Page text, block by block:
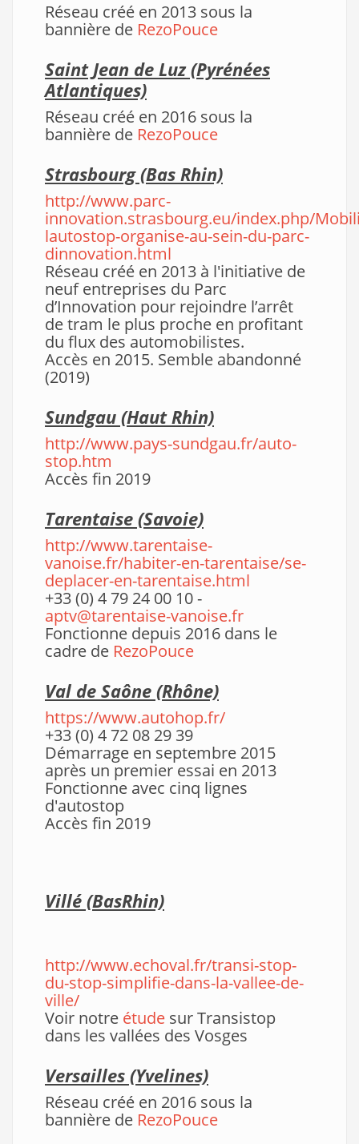
Réseau créé en 2013 sous la
bannière de RezoPouce
Saint Jean de Luz (Pyrénées
Atlantiques)
Réseau créé en 2016 sous la
bannière de RezoPouce
Strasbourg(Bas Rhin)
http://www.parc-
innovation.strasbourg.eu/index.php/
lautostop-organise-au-sein-du-parc-
dinnovation.html
Réseau créé en 2013 à l'initiative de
neuf entreprises du Parc
d’Innovation pour rejoindre l’arrêt
de tram le plus proche en profitant
du flux des automobilistes.
Accès en 2015. Semble abandonné
(2019)
Sundgau (Haut Rhin)
http://www.pays-sundgau.fr/auto-
stop.htm
Accès fin 2019
Tarentaise (Savoie)
http://www.tarentaise-
vanoise.fr/habiter-en-tarentaise/se-
deplacer-en-tarentaise.html
+33 (0) 4 79 24 00 10 -
aptv@tarentaise-vanoise.fr
Fonctionne depuis 2016 dans le
cadre de RezoPouce
Val de Saône (Rhône)
https://www.autohop.fr/
+33 (0) 4 72 08 29 39
Démarrage en septembre 2015
après un premier essai en 2013
Fonctionne avec cinq lignes
d'autostop
Accès fin 2019
Villé (BasRhin)
http://www.echoval.fr/transi-stop-
du-stop-simplifie-dans-la-vallee-de-
ville/
Voir notre étude sur Transistop
dans les vallées des Vosges
Versailles (Yvelines)
Réseau créé en 2016 sous la
bannière de RezoPouce